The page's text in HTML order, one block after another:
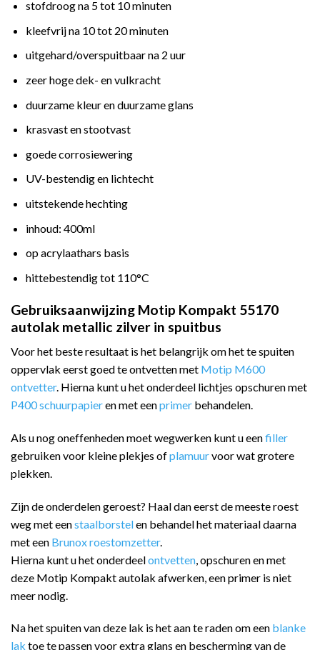
stofdroog na 5 tot 10 minuten
kleefvrij na 10 tot 20 minuten
uitgehard/overspuitbaar na 2 uur
zeer hoge dek- en vulkracht
duurzame kleur en duurzame glans
krasvast en stootvast
goede corrosiewering
UV-bestendig en lichtecht
uitstekende hechting
inhoud: 400ml
op acrylaathars basis
hittebestendig tot 110°C
Gebruiksaanwijzing Motip Kompakt 55170
autolak metallic zilver in spuitbus
Voor het beste resultaat is het belangrijk om het te spuiten
oppervlak eerst goed te ontvetten met Motip M600
ontvetter. Hierna kunt u het onderdeel lichtjes opschuren met
P400 schuurpapieren met eenprimer behandelen.
Als u nog oneffenheden moet wegwerken kunt u eenfiller
gebruiken voor kleine plekjes ofplamuurvoor wat grotere
plekken.
Zijn de onderdelen geroest? Haal dan eerst de meeste roest
weg met eenstaalborstelen behandel het materiaal daarna
met een Brunox roestomzetter.
Hierna kunt u het onderdeelontvetten , opschuren en met
deze Motip Kompakt autolak afwerken, een primer is niet
meer nodig.
Na het spuiten van deze lak is het aan te raden om een blanke
lak toe te passen voor extra glans en bescherming van de